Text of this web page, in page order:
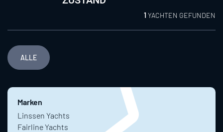
1 YACHTEN GEFUNDEN
ALLE
Marken
Linssen Yachts
Fairline Yachts